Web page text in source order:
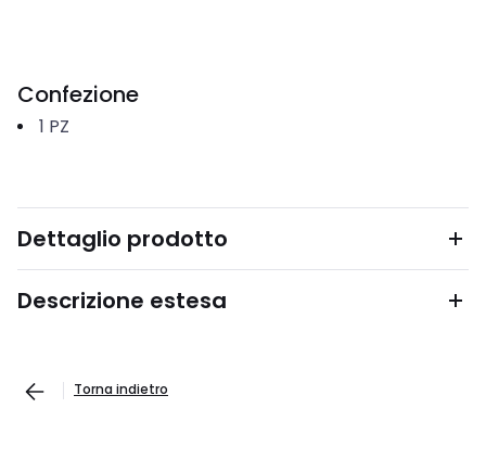
Confezione
1 PZ
Dettaglio prodotto
Descrizione estesa
Torna indietro